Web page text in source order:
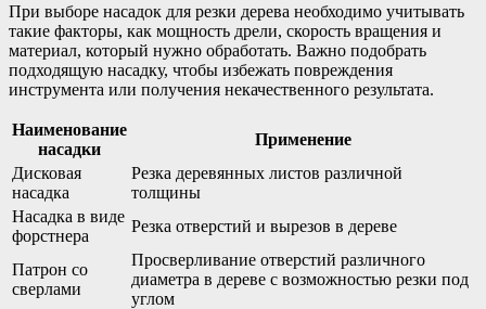
При выборе насадок для резки дерева необходимо учитывать
такие факторы, как мощность дрели, скорость вращения и
материал, который нужно обработать. Важно подобрать
подходящую насадку, чтобы избежать повреждения
инструмента или получения некачественного результата.
Наименование
насадки
Применение
Дисковая
насадка
Резка деревянных листов различной
толщины
Насадка в виде
форстнера
Резка отверстий и вырезов в дереве
Патрон со
сверлами
Просверливание отверстий различного
диаметра в дереве с возможностью резки под
углом